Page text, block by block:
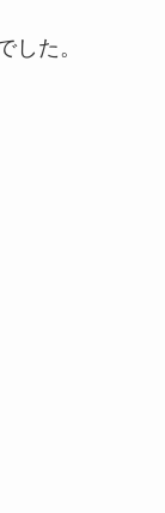
した。